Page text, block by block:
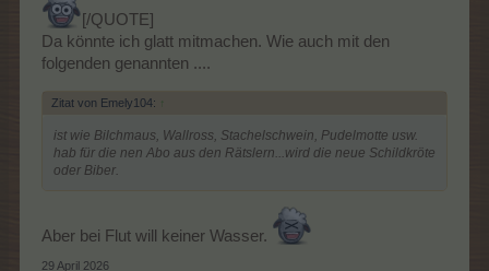
[/QUOTE]
Da könnte ich glatt mitmachen. Wie auch mit den
folgenden genannten ....
Zitat von Emely104: ↑
ist wie Bilchmaus, Wallross, Stachelschwein, Pudelmotte usw.
hab für die nen Abo aus den Rätslern...wird die neue Schildkröte
oder Biber.
Aber bei Flut will keiner Wasser.
29 April 2026